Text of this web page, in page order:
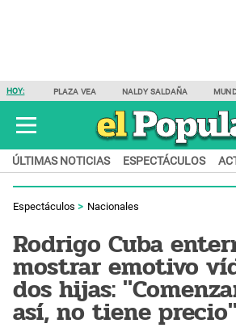
HOY: PLAZA VEA NALDY SALDAÑA
ÚLTIMAS NOTICIAS ESPECTÁCULOS
Espectáculos Nacionales
Rodrigo Cuba
mostrar emotivo
dos hijas:
así, no tiene precio"